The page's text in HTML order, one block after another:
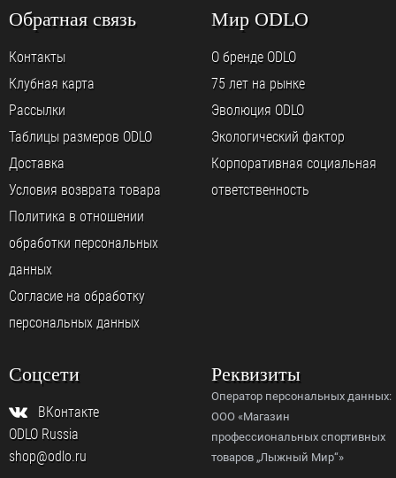
Обратная связь
Контакты
Клубная карта
Рассылки
Таблицы размеров ODLO
Доставка
Условия возврата товара
Политика в отношении
обработки персональных
данных
Согласие на обработку
персональных данных
Мир ODLO
О бренде ODLO
75 лет на рынке
Эволюция ODLO
Экологический фактор
Корпоративная социальная
ответственность
Соцсети
ВКонтакте
ODLO Russia
shop@odlo.ru
Реквизиты
Оператор персональных данных:
ООО «Магазин
профессиональных спортивных
товаров „Лыжный Мир“»